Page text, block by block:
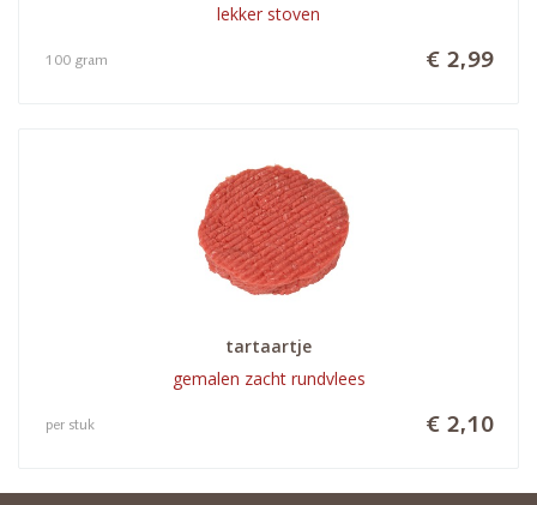
lekker stoven
€ 2,99
100 gram
tartaartje
gemalen zacht rundvlees
€ 2,10
per stuk